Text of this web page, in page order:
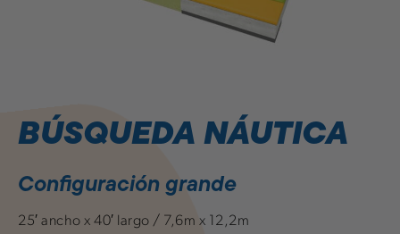
BÚSQUEDA NÁUTICA
Configuración grande
25′ ancho x 40′ largo / 7,6m x 12,2m